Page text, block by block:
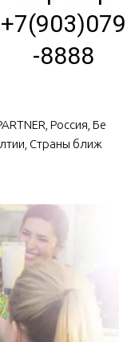
+7(903)079
-8888
Россия, Бе
Страны ближ